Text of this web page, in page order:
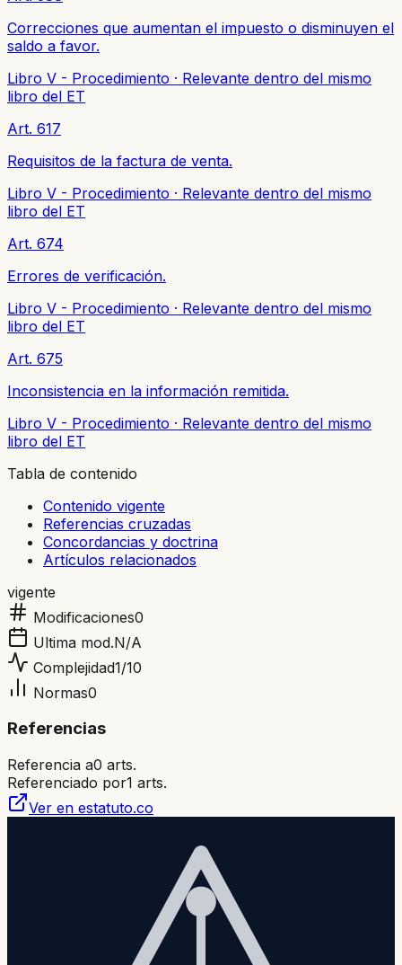
Correcciones que aumentan el impuesto o disminuyen el
saldo a favor.
Libro V - Procedimiento · Relevante dentro del mismo
libro del ET
Art. 617
Requisitos de la factura de venta.
Libro V - Procedimiento · Relevante dentro del mismo
libro del ET
Art. 674
Errores de verificación.
Libro V - Procedimiento · Relevante dentro del mismo
libro del ET
Art. 675
Inconsistencia en la información remitida.
Libro V - Procedimiento · Relevante dentro del mismo
libro del ET
Tabla de contenido
Contenido vigente
Referencias cruzadas
Concordancias y doctrina
Artículos relacionados
vigente
Modificaciones0
Ultima mod.N/A
Complejidad1/10
Normas0
Referencias
Referencia a0 arts.
Referenciado por1 arts.
Ver en estatuto.co